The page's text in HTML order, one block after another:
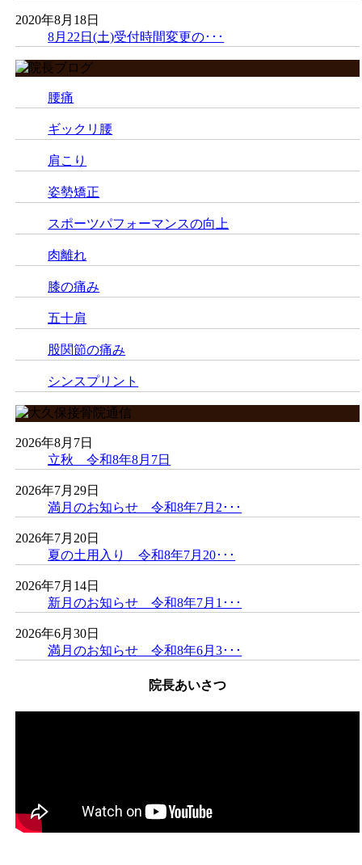
2020年8月18日
8月22日(土)受付時間変更の･･･
腰痛
ギックリ腰
肩こり
姿勢矯正
スポーツパフォーマンスの向上
肉離れ
膝の痛み
五十肩
股関節の痛み
シンスプリント
2026年8月7日
立秋 令和8年8月7日
2026年7月29日
満月のお知らせ 令和8年7月2･･･
2026年7月20日
夏の土用入り 令和8年7月20･･･
2026年7月14日
新月のお知らせ 令和8年7月1･･･
2026年6月30日
満月のお知らせ 令和8年6月3･･･
院長あいさつ